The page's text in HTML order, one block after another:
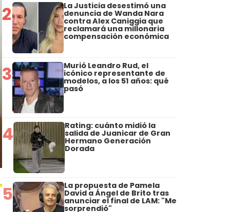
2 La Justicia desestimó una
denuncia de Wanda Nara
contra Alex Caniggia que
reclamará una millonaria
compensación económica
3 Murió Leandro Rud, el
icónico representante de
modelos, a los 51 años: qué
pasó
4 Rating: cuánto midió la
salida de Juanicar de Gran
Hermano Generación
Dorada
5 La propuesta de Pamela
David a Ángel de Brito tras
anunciar el final de LAM: "Me
sorprendió"